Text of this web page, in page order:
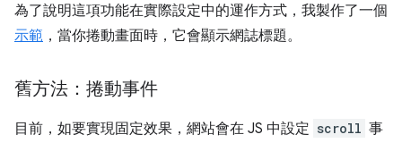
為了說明這項功能在實際設定中的運作方式，我製作了一個
示範 ，當你捲動畫面時，它會顯示網誌標題。
舊方法：捲動事件
目前，如要實現固定效果，網站會在 JS 中設定 scroll 事